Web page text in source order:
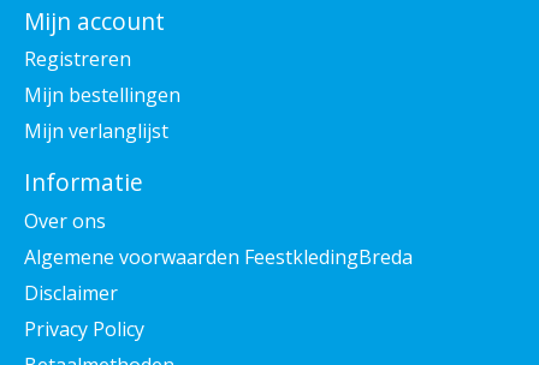
Mijn account
Registreren
Mijn bestellingen
Mijn verlanglijst
Informatie
Over ons
Algemene voorwaarden FeestkledingBreda
Disclaimer
Privacy Policy